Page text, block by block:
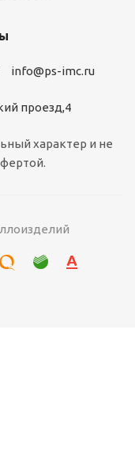
info@ps-imc.ru
проезд,4
характер и не